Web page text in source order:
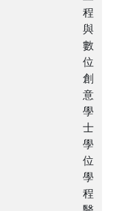
程
與
數
位
創
意
學
士
學
位
學
程